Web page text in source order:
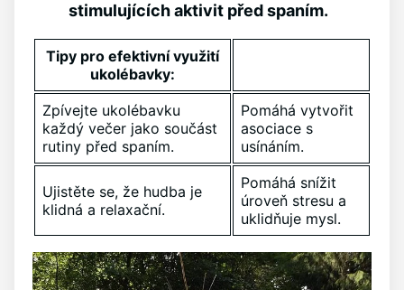
stimulujících aktivit před spaním.
Tipy pro⁢ efektivní využití
⁢ukolébavky:
Zpívejte ukolébavku
každý večer jako součást
rutiny před spaním.
Pomáhá⁣ vytvořit
asociace s
usínáním.
Ujistěte se, že hudba ⁣je
klidná a⁤ relaxační.
Pomáhá snížit
úroveň stresu a
uklidňuje ⁣mysl.